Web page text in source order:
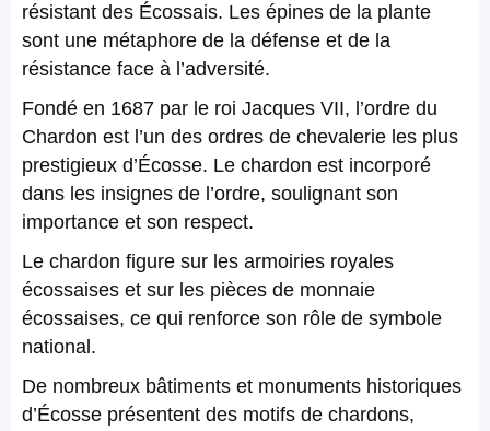
résistant des Écossais. Les épines de la plante
sont une métaphore de la défense et de la
résistance face à l’adversité.
Fondé en 1687 par le roi Jacques VII, l’ordre du
Chardon est l’un des ordres de chevalerie les plus
prestigieux d’Écosse. Le chardon est incorporé
dans les insignes de l’ordre, soulignant son
importance et son respect.
Le chardon figure sur les armoiries royales
écossaises et sur les pièces de monnaie
écossaises, ce qui renforce son rôle de symbole
national.
De nombreux bâtiments et monuments historiques
d’Écosse présentent des motifs de chardons,